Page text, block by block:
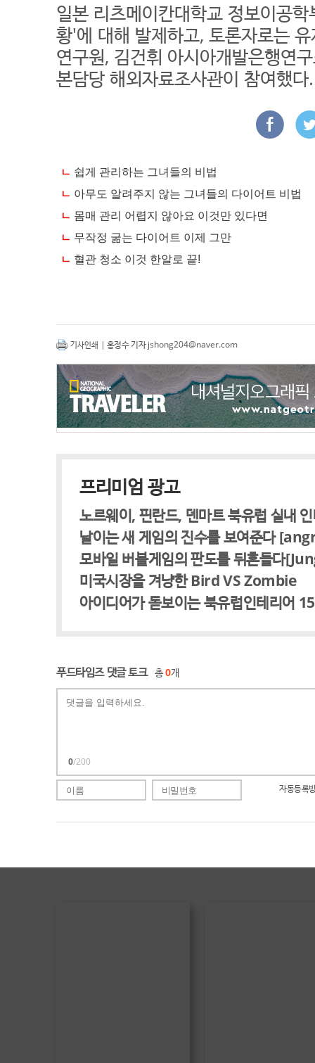
일본 리츠메이칸대학교 정보이공
황'에 대해 발제하고, 토론자로는
연구원, 김건휘 아시아개발은행연
본담당 해외자료조사관이 참여했다.
기사인쇄 | 홍정수 기자jshong204@naver.com
프리미엄 광고
노르웨이, 핀란드, 덴마트 북유럽 실내
날이는 새 게임의 진수를 보여준다
모바일 버블게임의 판도를 뒤흔들다
미국시장을 겨냥한 Bird VS Zombie
아이디어가 돋보이는 북유럽인테리어
푸드타임즈 댓글 토크 총0개
0/200
자동등록